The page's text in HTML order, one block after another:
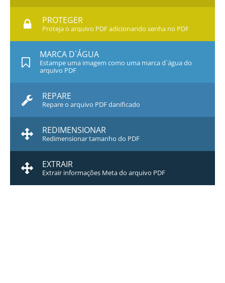
PROTEGER
Proteja o arquivo PDF adicionando senha no PDF
MARCA D`ÁGUA
Estampe uma imagem como uma marca d`água do
arquivo PDF
REPARE
Repare o arquivo PDF danificado
REDIMENSIONAR
Redimensionar tamanho do PDF
EXTRAIR
Extrair informações Meta do arquivo PDF